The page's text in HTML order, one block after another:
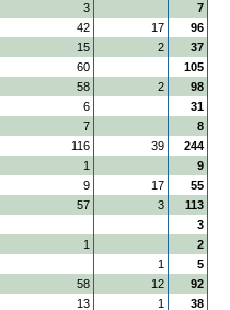
3
7
42 17
96
15 2
37
60
105
58 2
98
6
31
7
8
116 39
244
1
9
9 17
55
57 3
113
3
1
2
1
5
58 12
92
13 1 38